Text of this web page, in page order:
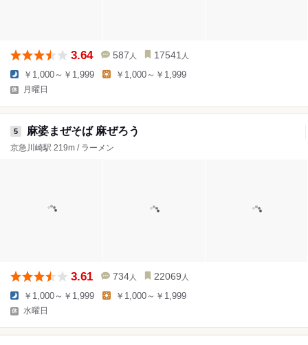
3.64 587 人 17541 人
￥1,000～￥1,999 ￥1,000～￥1,999
月曜日
5 麻婆まぜそば 麻ぜろう
京急川崎駅 219m / ラーメン
3.61 734 人 22069 人
￥1,000～￥1,999 ￥1,000～￥1,999
水曜日